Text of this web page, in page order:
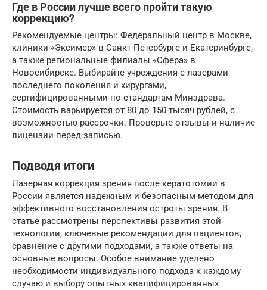
Где в России лучше всего пройти такую
коррекцию?
Рекомендуемые центры: Федеральный центр в Москве,
клиники «Эксимер» в Санкт-Петербурге и Екатеринбурге,
а также региональные филиалы «Сфера» в
Новосибирске. Выбирайте учреждения с лазерами
последнего поколения и хирургами,
сертифицированными по стандартам Минздрава.
Стоимость варьируется от 80 до 150 тысяч рублей, с
возможностью рассрочки. Проверьте отзывы и наличие
лицензии перед записью.
Подводя итоги
Лазерная коррекция зрения после кератотомии в
России является надежным и безопасным методом для
эффективного восстановления остроты зрения. В
статье рассмотрены перспективы развития этой
технологии, ключевые рекомендации для пациентов,
сравнение с другими подходами, а также ответы на
основные вопросы. Особое внимание уделено
необходимости индивидуального подхода к каждому
случаю и выбору опытных квалифицированных